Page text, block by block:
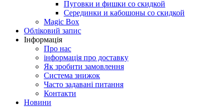
Пуговки и фишки со скидкой
Серединки и кабошоны со скидкой
Magic Box
Обліковий запис
Інформація
Про нас
інформація про доставку
Як зробити замовлення
Система знижок
Часто задавані питання
Контакти
Новини